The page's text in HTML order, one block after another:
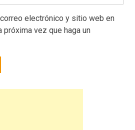
electrónico y sitio web en
próxima vez que haga un